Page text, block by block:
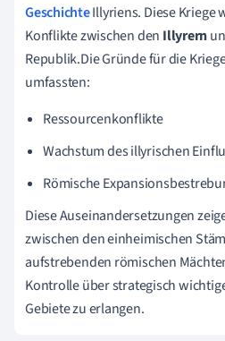
GeschichteIllyriens. Diese Kriege
Konflikte zwischen den Illyrern
Republik.Die Gründe für die
umfassten:
Ressourcenkonflikte
Wachstum des illyrischen
Römische
Diese Auseinandersetzungen
zwischen den einheimischen
aufstrebenden römischen
Kontrolle über strategisch
Gebiete zu erlangen.